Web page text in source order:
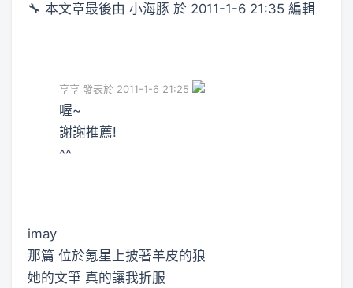
🔧 本文章最後由 小海豚 於 2011-1-6 21:35 編輯
亨亨 發表於 2011-1-6 21:25
喔~
謝謝推薦!
^^
imay
那篇 位於氪星上披著羊皮的狼
她的文筆 真的讓我折服